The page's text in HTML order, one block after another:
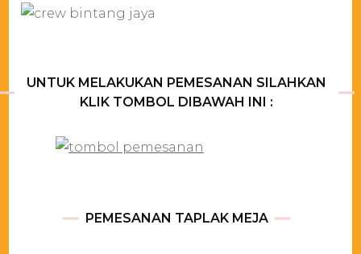
UNTUK MELAKUKAN PEMESANAN SILAHKAN
KLIK TOMBOL DIBAWAH INI :
PEMESANAN TAPLAK MEJA